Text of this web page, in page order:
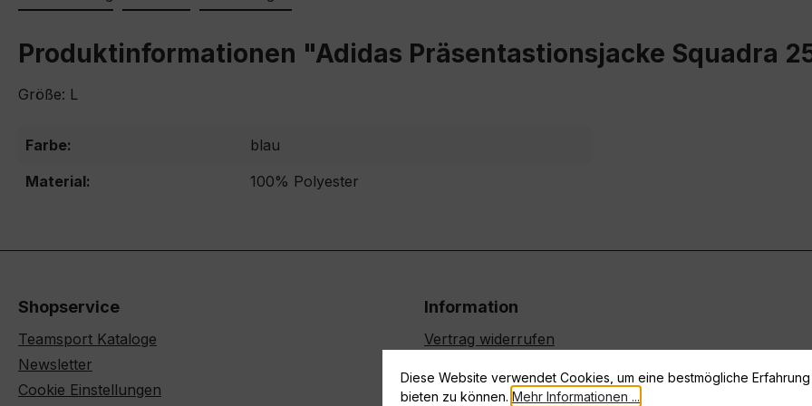
Produktinformationen "Adidas Präsentastionsjacke Squadra
Größe: L
Farbe:
blau
Material:
100% Polyester
Shopservice
Teamsport Kataloge
Newsletter
Cookie Einstellungen
Information
Vertrag widerrufen
Widerrufsrecht
Diese Website verwendet Cookies, um eine bestmögliche Erfahrung
bieten zu können. Mehr Informationen ...